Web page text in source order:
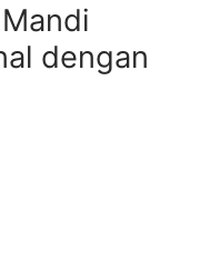
dengan